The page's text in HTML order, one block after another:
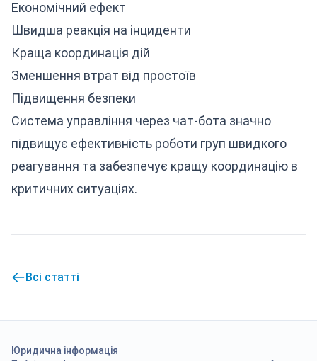
Економічний ефект
Швидша реакція на інциденти
Краща координація дій
Зменшення втрат від простоїв
Підвищення безпеки
Система управління через чат-бота значно
підвищує ефективність роботи груп швидкого
реагування та забезпечує кращу координацію в
критичних ситуаціях.
Всі статті
Юридична інформація